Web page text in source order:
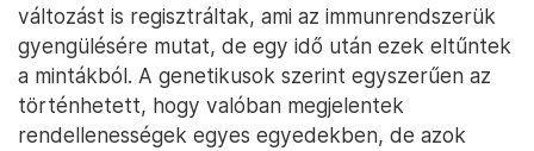
változást is regisztráltak, ami az immunrendszerük
gyengülésére mutat, de egy idő után ezek eltűntek
a mintákból. A genetikusok szerint egyszerűen az
történhetett, hogy valóban megjelentek
rendellenességek egyes egyedekben, de azok